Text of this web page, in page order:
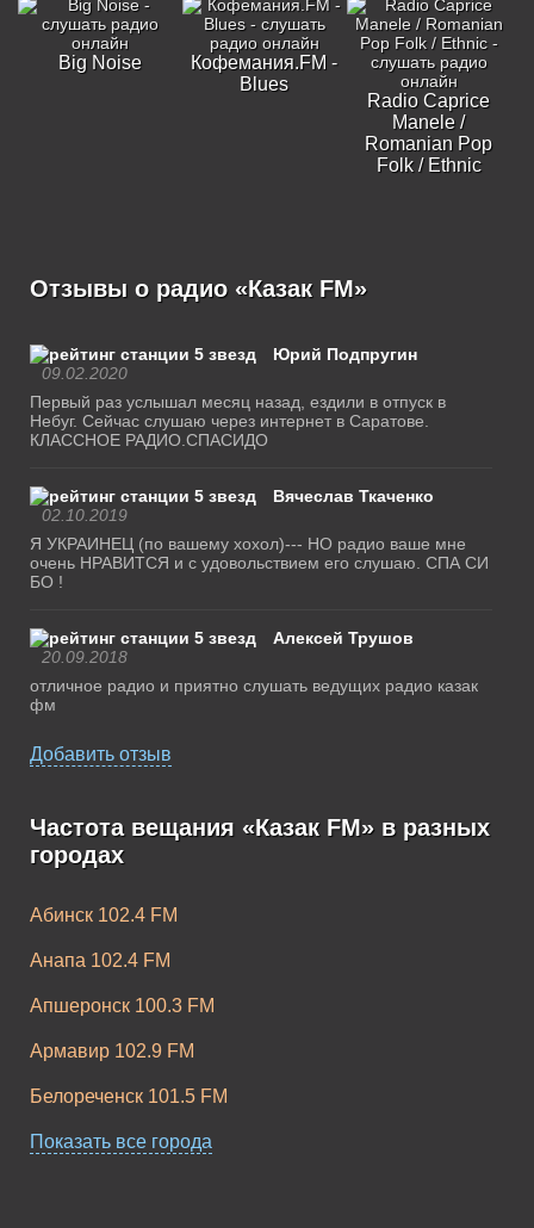
Big Noise
Кофемания.FM -
Blues
Radio Caprice
Manele /
Romanian Pop
Folk / Ethnic
Отзывы о радио «Казак FM»
Юрий Подпругин
09.02.2020
Первый раз услышал месяц назад, ездили в отпуск в
Небуг. Сейчас слушаю через интернет в Саратове.
КЛАССНОЕ РАДИО.СПАСИДО
Вячеслав Ткаченко
02.10.2019
Я УКРАИНЕЦ (по вашему хохол)--- НО радио ваше мне
очень НРАВИТСЯ и с удовольствием его слушаю. СПА СИ
БО !
Алексей Трушов
20.09.2018
отличное радио и приятно слушать ведущих радио казак
фм
Добавить отзыв
Частота вещания «Казак FM» в разных
городах
Абинск 102.4 FM
Анапа 102.4 FM
Апшеронск 100.3 FM
Армавир 102.9 FM
Белореченск 101.5 FM
Геленджик 102.4 FM
Показать все города